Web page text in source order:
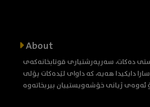
About
دەکات، سەرپەرشتیاری قوتابخانەکەی
دایکیدا هەیە، کە داوای لێدەکات پۆلی